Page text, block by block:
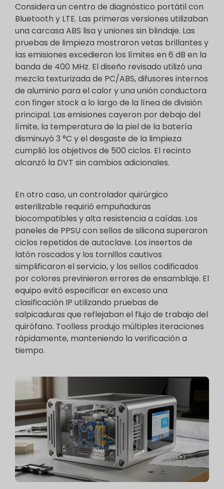
Considera un centro de diagnóstico portátil con
Bluetooth y LTE. Las primeras versiones utilizaban
una carcasa ABS lisa y uniones sin blindaje. Las
pruebas de limpieza mostraron vetas brillantes y
las emisiones excedieron los límites en 6 dB en la
banda de 400 MHz. El diseño revisado utilizó una
mezcla texturizada de PC/ABS, difusores internos
de aluminio para el calor y una unión conductora
con finger stock a lo largo de la línea de división
principal. Las emisiones cayeron por debajo del
límite, la temperatura de la piel de la batería
disminuyó 3 °C y el desgaste de la limpieza
cumplió los objetivos de 500 ciclos. El recinto
alcanzó la DVT sin cambios adicionales.
En otro caso, un controlador quirúrgico
esterilizable requirió empuñaduras
biocompatibles y alta resistencia a caídas. Los
paneles de PPSU con sellos de silicona superaron
ciclos repetidos de autoclave. Los insertos de
latón roscados y los tornillos cautivos
simplificaron el servicio, y los sellos codificados
por colores previnieron errores de ensamblaje. El
equipo evitó especificar en exceso una
clasificación IP utilizando pruebas de
salpicaduras que reflejaban el flujo de trabajo del
quirófano. Toolless produjo múltiples iteraciones
rápidamente, manteniendo la verificación a
tiempo.